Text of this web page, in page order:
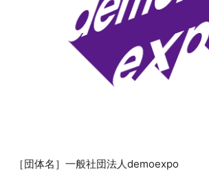
［団体名］一般社団法人demoexpo